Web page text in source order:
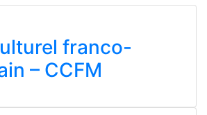
franco-
– CCFM